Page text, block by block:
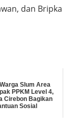
dan Bripka
Slum Area
PPKM Level 4,
Cirebon Bagikan
Sosial